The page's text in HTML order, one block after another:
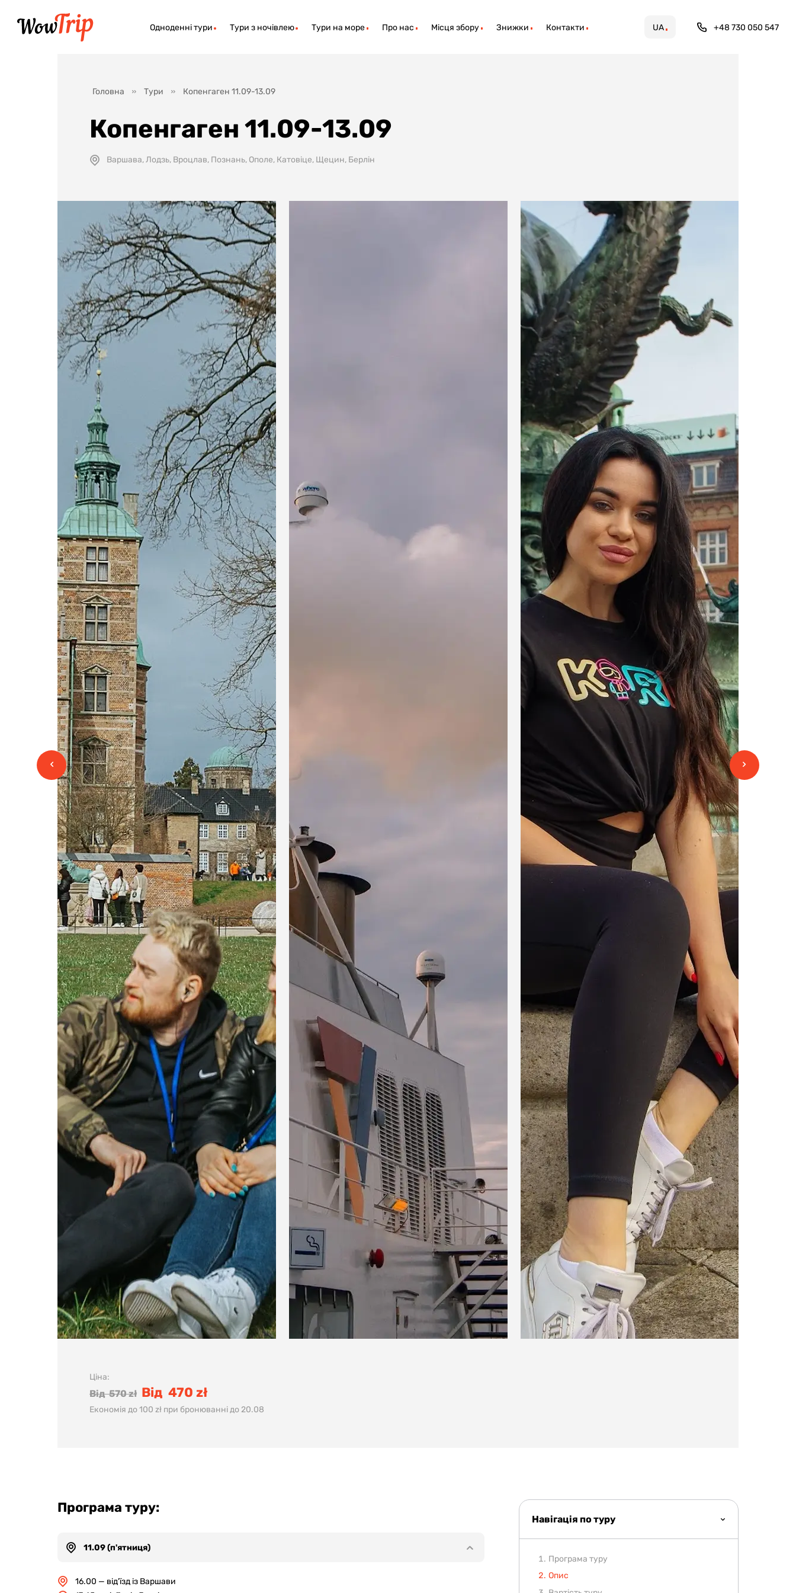
Головна Тури Копенгаген 11.09-13.09
Копенгаген 11.09-13.09
Варшава, Лодзь, Вроцлав, Познань, Ополе, Катовіце, Щецин, Берлін
Ціна:
Від 570 zł Від 470 zł
Економія до 100 zł при бронюванні до 20.08
Програма туру:
11.09 (п'ятниця)
16.00 — від'їзд із Варшави
Навігація по туру
Програма туру
Опис
Одноденні тури Тури з ночівлею Тури на море Про нас Місця збору Знижки Контакти UA +48 730 050 547